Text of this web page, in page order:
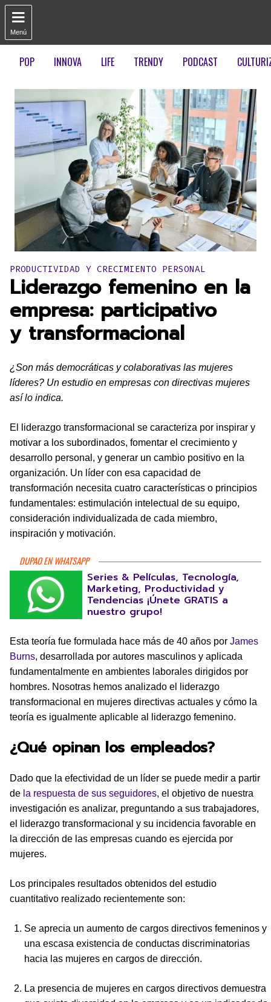

Menú
POP INNOVA LIFE TRENDY PODCAST
Publicado en:
PRODUCTIVIDAD Y CRECIMIENTO PERSONAL
Liderazgo femenino en la
empresa: participativo
y transformacional
¿Son más democráticas y colaborativas las mujeres
líderes? Un estudio en empresas con directivas mujeres
así lo indica.
El liderazgo transformacional se caracteriza por inspirar y
motivar a los subordinados, fomentar el crecimiento y
desarrollo personal, y generar un cambio positivo en la
organización. Un líder con esa capacidad de
transformación necesita cuatro características o principios
fundamentales: estimulación intelectual de su equipo,
consideración individualizada de cada miembro,
inspiración y motivación.
DUPAO EN WHATSAPP
Series & Películas, Tecnología,
Marketing, Productividad y
Tendencias ¡Únete GRATIS a
nuestro grupo!
Esta teoría fue formulada hace más de 40 años por James
Burns, desarrollada por autores masculinos y aplicada
fundamentalmente en ambientes laborales dirigidos por
hombres. Nosotras hemos analizado el liderazgo
transformacional en mujeres directivas actuales y cómo la
teoría es igualmente aplicable al liderazgo femenino.
¿Qué opinan los empleados?
Dado que la efectividad de un líder se puede medir a partir
de la respuesta de sus seguidores, el objetivo de nuestra
investigación es analizar, preguntando a sus trabajadores,
el liderazgo transformacional y su incidencia favorable en
la dirección de las empresas cuando es ejercida por
mujeres.
Los principales resultados obtenidos del estudio
cuantitativo realizado recientemente son:
Se aprecia un aumento de cargos directivos femeninos y
una escasa existencia de conductas discriminatorias
hacia las mujeres en cargos de dirección.
La presencia de mujeres en cargos directivos demuestra